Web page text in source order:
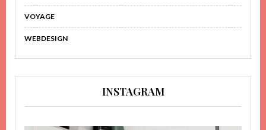
VOYAGE
WEBDESIGN
INSTAGRAM